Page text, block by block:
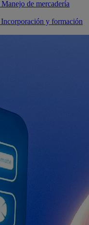
Manejo de mercadería
Incorporación y formación